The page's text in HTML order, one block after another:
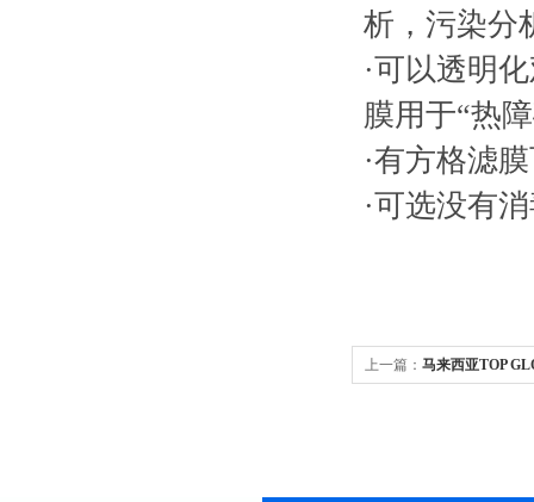
析，污染分
·可以透明
膜用于“热
·有方格滤
·可选没有
上一篇： 马来西亚TOP